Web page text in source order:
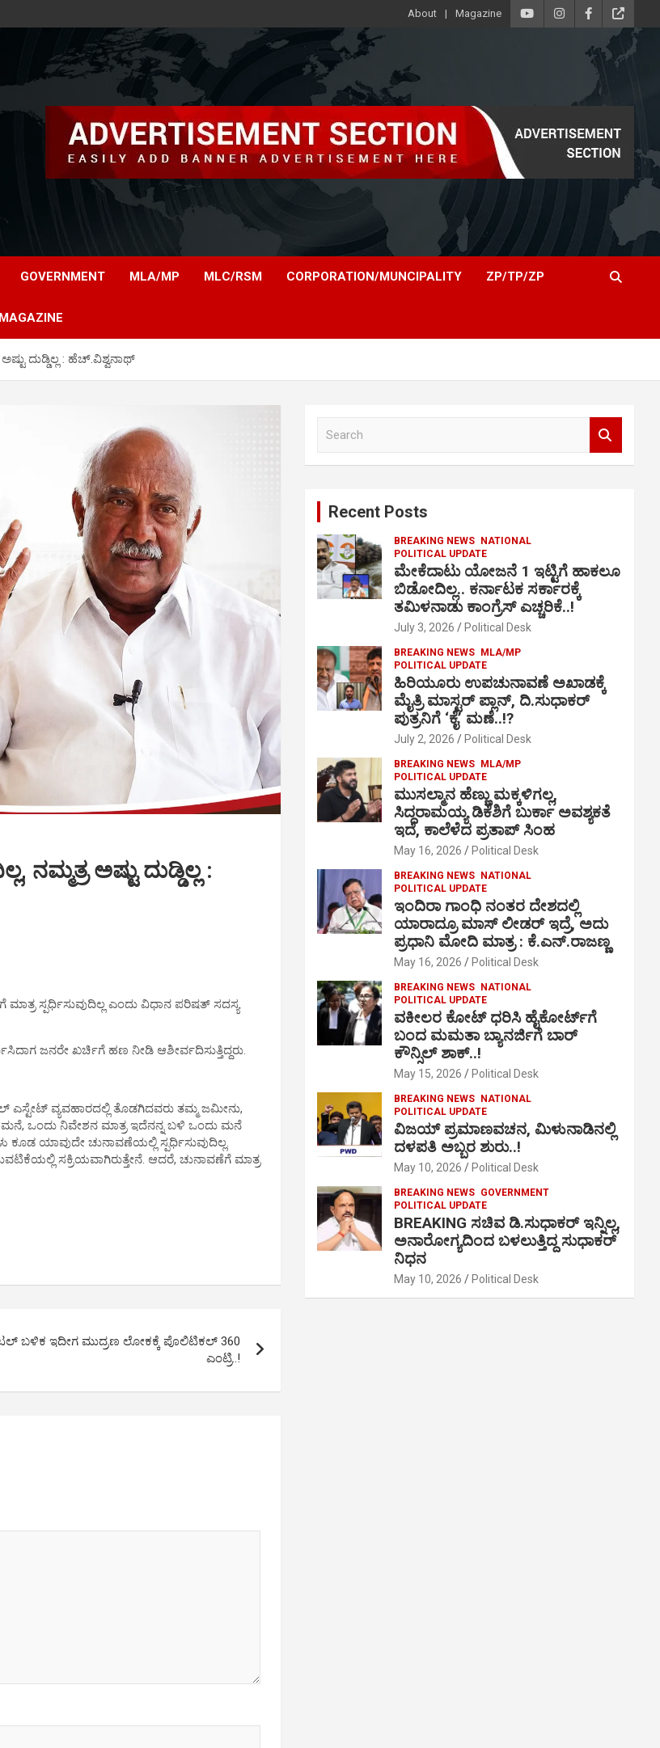
About Magazine
GOVERNMENT MLA/MP MLC/RSM CORPORATION/MUNCIPALITY ZP/TP/ZP
ದುಡ್ಡಿಲ್ಲ : ಹೆಚ್.ವಿಶ್ವನಾಥ್
ನಮ್ಮತ್ರ ಅಷ್ಟು ದುಡ್ಡಿಲ್ಲ :
ಸ್ಪರ್ಧಿಸುವುದಿಲ್ಲ ಎಂದು ವಿಧಾನ ಪರಿಷತ್‌ ಸದಸ್ಯ
ಜನರೇ ಖರ್ಚಿಗೆ ಹಣ ನೀಡಿ ಆಶೀರ್ವದಿಸುತ್ತಿದ್ದರು.
ವ್ಯವಹಾರದಲ್ಲಿ ತೊಡಗಿದವರು ತಮ್ಮ ಜಮೀನು,
ಮನೆ, ಒಂದು ನಿವೇಶನ ಮಾತ್ರ ಇದೆನನ್ನ ಬಳಿ ಒಂದು ಮನೆ
ಕೂಡ ಯಾವುದೇ ಚುನಾವಣೆಯಲ್ಲಿ ಸ್ಪರ್ಧಿಸುವುದಿಲ್ಲ.
ಸಕ್ರಿಯವಾಗಿರುತ್ತೇನೆ. ಆದರೆ, ಚುನಾವಣೆಗೆ ಮಾತ್ರ
ಬಳಿಕ ಇದೀಗ ಮುದ್ರಣ ಲೋಕಕ್ಕೆ ಪೊಲಿಟಿಕಲ್‌ 360
ಎಂಟ್ರಿ..!
Recent Posts
BREAKING NEWS
NATIONAL
POLITICAL UPDATE
ಮೇಕೆದಾಟು ಯೋಜನೆ 1 ಇಟ್ಟಿಗೆ ಹಾಕಲೂ
ಬಿಡೋದಿಲ್ಲ.. ಕರ್ನಾಟಕ ಸರ್ಕಾರಕ್ಕೆ
ತಮಿಳನಾಡು ಕಾಂಗ್ರೆಸ್ ಎಚ್ಚರಿಕೆ..!
July 3, 2026 Political Desk
BREAKING NEWS
MLA/MP
POLITICAL UPDATE
ಹಿರಿಯೂರು ಉಪಚುನಾವಣೆ ಅಖಾಡಕ್ಕೆ
ಮೈತ್ರಿ ಮಾಸ್ಟರ್ ಪ್ಲಾನ್, ದಿ.ಸುಧಾಕರ್
ಪುತ್ರನಿಗೆ ‘ಕೈ’ ಮಣೆ..!?
July 2, 2026 Political Desk
BREAKING NEWS
MLA/MP
POLITICAL UPDATE
ಮುಸಲ್ಮಾನ ಹೆಣ್ಣು ಮಕ್ಕಳಿಗಲ್ಲ,
ಸಿದ್ದರಾಮಯ್ಯ ಡಿಕೆಶಿಗೆ ಬುರ್ಕಾ ಅವಶ್ಯಕತೆ
ಇದೆ, ಕಾಲೆಳೆದ ಪ್ರತಾಪ್ ಸಿಂಹ
May 16, 2026 Political Desk
BREAKING NEWS
NATIONAL
POLITICAL UPDATE
ಇಂದಿರಾ ಗಾಂಧಿ ನಂತರ ದೇಶದಲ್ಲಿ
ಯಾರಾದ್ರೂ ಮಾಸ್ ಲೀಡರ್ ಇದ್ರೆ, ಅದು
ಪ್ರಧಾನಿ ಮೋದಿ ಮಾತ್ರ : ಕೆ.ಎನ್.ರಾಜಣ್ಣ
May 16, 2026 Political Desk
BREAKING NEWS
NATIONAL
POLITICAL UPDATE
ವಕೀಲರ ಕೋಟ್ ಧರಿಸಿ ಹೈಕೋರ್ಟ್​ಗೆ
ಬಂದ ಮಮತಾ ಬ್ಯಾನರ್ಜಿಗೆ ಬಾರ್
ಕೌನ್ಸಿಲ್ ಶಾಕ್..!
May 15, 2026 Political Desk
BREAKING NEWS
NATIONAL
POLITICAL UPDATE
ವಿಜಯ್ ಪ್ರಮಾಣವಚನ, ಮಿಳುನಾಡಿನಲ್ಲಿ
ದಳಪತಿ ಅಬ್ಬರ ಶುರು..!
May 10, 2026 Political Desk
BREAKING NEWS GOVERNMENT
POLITICAL UPDATE
BREAKING ಸಚಿವ ಡಿ.ಸುಧಾಕರ್ ಇನ್ನಿಲ್ಲ,
ಅನಾರೋಗ್ಯದಿಂದ ಬಳಲುತ್ತಿದ್ದ ಸುಧಾಕರ್
ನಿಧನ
May 10, 2026 Political Desk